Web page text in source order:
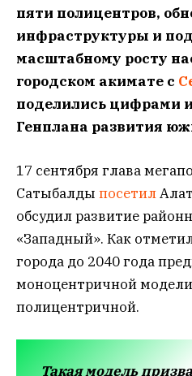
пяти полицентров,
инфраструктуры и
масштабному росту
городском акимате с
поделились цифрами
Генплана развития
17 сентября глава
Сатыбалды посетил
обсудил развитие
«Западный». Как
города до 2040 года
моноцентричной
полицентричной.
Такая модель